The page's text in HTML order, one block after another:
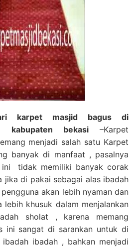
karpet masjid bagus di
kabupaten bekasi–Karpet
menjadi salah satu Karpet
banyak di manfaat , pasalnya
tidak memiliki banyak corak
jika di pakai sebagai alas ibadah
akan lebih nyaman dan
lebih khusuk dalam menjalankan
sholat , karena memang
ini sangat di sarankan untuk di
ibadah , bahkan menjadi